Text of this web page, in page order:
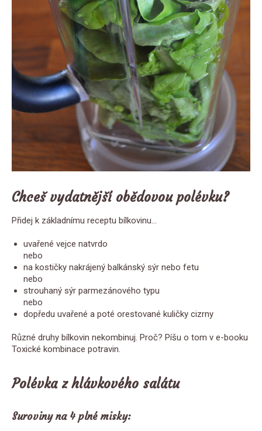
Chceš vydatnější obědovou polévku?
Přidej k základnímu receptu bílkovinu…
uvařené vejce natvrdo
nebo
na kostičky nakrájený balkánský sýr nebo fetu
nebo
strouhaný sýr parmezánového typu
nebo
dopředu uvařené a poté orestované kuličky cizrny
Různé druhy bílkovin nekombinuj. Proč? Píšu o tom v e-booku
Toxické kombinace potravin.
Polévka z hlávkového salátu
Suroviny na 4 plné misky: